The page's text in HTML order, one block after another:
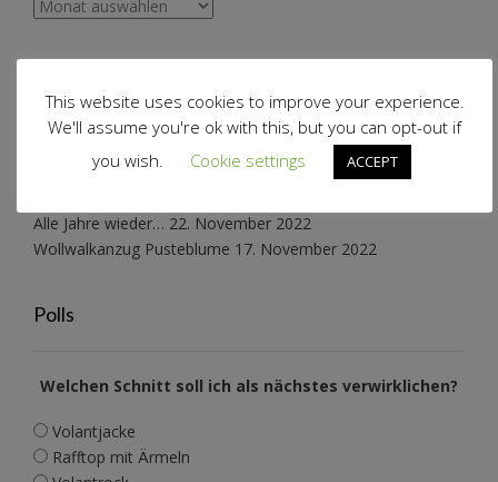
27. März 2025
Konzertkleidung 2. Mai 2023
Alle Jahre wieder… 22. November 2022
Wollwalkanzug Pusteblume 17. November 2022
Polls
Welchen Schnitt soll ich als nächstes verwirklichen?
Volantjacke
Rafftop mit Ärmeln
This website uses cookies to improve your experience.
We'll assume you're ok with this, but you can opt-out if
you wish.
Cookie settings ACCEPT